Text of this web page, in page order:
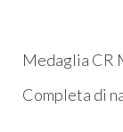
Medaglia CR
Completa di